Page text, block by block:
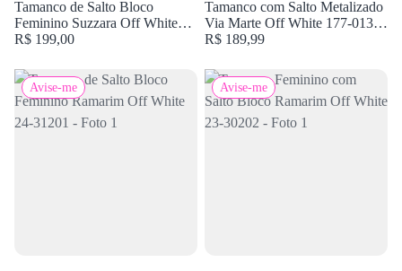
Tamanco de Salto Bloco
Feminino Suzzara Off White
4002-33
R$ 199,00
Tamanco com Salto Metalizado
Via Marte Off White 177-013-
04
R$ 189,99
Avise-me Avise-me